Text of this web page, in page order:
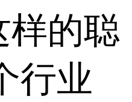
样的聪
行业